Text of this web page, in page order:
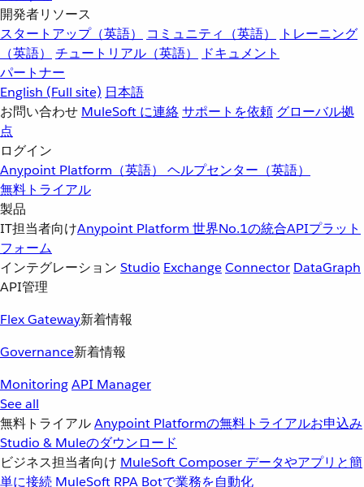
開発者リソース
スタートアップ（英語）
コミュニティ（英語）
トレーニング
（英語）
チュートリアル（英語）
ドキュメント
パートナー
English (Full site) 日本語
お問い合わせ MuleSoft に連絡サポートを依頼 グローバル拠
点
ログイン
Anypoint Platform（英語） ヘルプセンター（英語）
無料トライアル
製品
IT担当者向けAnypoint Platform 世界No.1の統合APIプラット
フォーム
インテグレーション Studio ExchangeConnector DataGraph
API管理
Flex Gateway新着情報
Governance新着情報
MonitoringAPI Manager
See all
無料トライアルAnypoint Platformの無料トライアルお申込み
Studio & Muleのダウンロード
ビジネス担当者向け MuleSoft Composer データやアプリと簡
単に接続 MuleSoft RPA Botで業務を自動化